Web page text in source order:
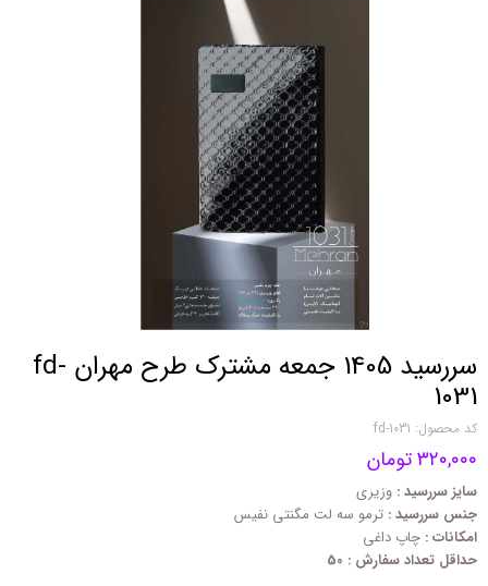
سررسید 1405 جمعه مشترک طرح مهران fd-
1031
کد محصول: fd-1031
۳۲۰,۰۰۰ تومان
سایز سررسید : وزیری
جنس سررسید : ترمو سه لت مگنتی نفیس
امکانات : چاپ داغی
حداقل تعداد سفارش : 50